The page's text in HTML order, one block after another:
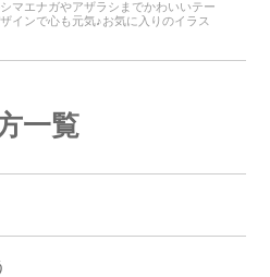
マエナガやアザラシまでかわいいテー
インで心も元気♪お気に入りのイラス
一覧